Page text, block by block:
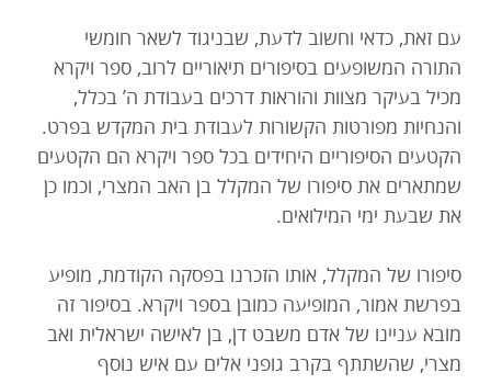
עם זאת, כדאי וחשוב לדעת, שבניגוד לשאר חומשי
התורה המשופעים בסיפורים תיאוריים לרוב, ספר ויקרא
מכיל בעיקר מצוות והוראות דרכים בעבודת ה’ בכלל,
והנחיות מפורטות הקשורות לעבודת בית המקדש בפרט.
הקטעים הסיפוריים היחידים בכל ספר ויקרא הם הקטעים
שמתארים את סיפורו של המקלל בן האב המצרי, וכמו כן
את שבעת ימי המילואים.
סיפורו של המקלל, אותו הזכרנו בפסקה הקודמת, מופיע
בפרשת אמור, המופיעה כמובן בספר ויקרא. בסיפור זה
מובא עניינו של אדם משבט דן, בן לאישה ישראלית ואב
מצרי, שהשתתף בקרב גופני אלים עם איש נוסף